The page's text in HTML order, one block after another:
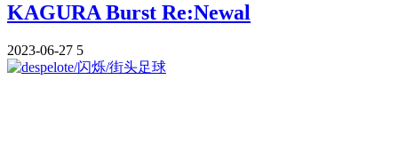
KAGURA Burst Re:Newal
2023-06-27 5